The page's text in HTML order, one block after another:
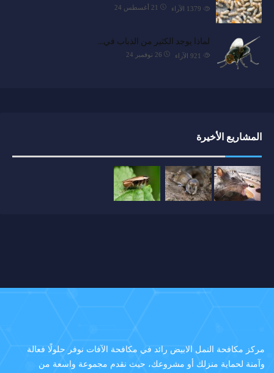
21 أغسطس 24 الآراء
لماذا يوجد الكثير من الذباب في…
26 نوفمبر 24 الآراء
المشاريع الأخيرة
مركز مكافحة النمل الابيض رائد في مكافحة الآفات نوفر حلولًا فعالة
وآمنة لحماية منزلك أو مشروعك، حيث نقدم مجموعة واسعة من